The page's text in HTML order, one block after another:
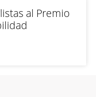
al Premio